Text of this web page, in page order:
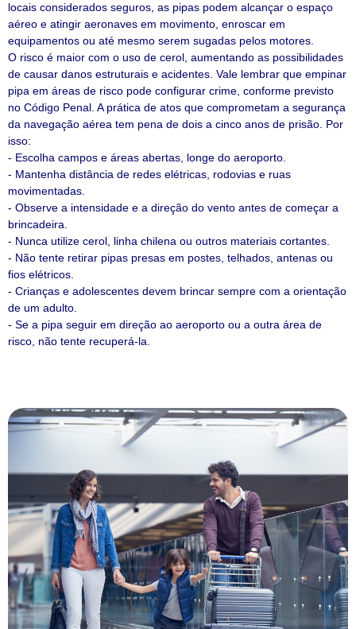
locais considerados seguros, as pipas podem alcançar o espaço
aéreo e atingir aeronaves em movimento, enroscar em
equipamentos ou até mesmo serem sugadas pelos motores.
O risco é maior com o uso de cerol, aumentando as possibilidades
de causar danos estruturais e acidentes. Vale lembrar que empinar
pipa em áreas de risco pode configurar crime, conforme previsto
no Código Penal. A prática de atos que comprometam a segurança
da navegação aérea tem pena de dois a cinco anos de prisão. Por
isso:
- Escolha campos e áreas abertas, longe do aeroporto.
- Mantenha distância de redes elétricas, rodovias e ruas
movimentadas.
- Observe a intensidade e a direção do vento antes de começar a
brincadeira.
- Nunca utilize cerol, linha chilena ou outros materiais cortantes.
- Não tente retirar pipas presas em postes, telhados, antenas ou
fios elétricos.
- Crianças e adolescentes devem brincar sempre com a orientação
de um adulto.
- Se a pipa seguir em direção ao aeroporto ou a outra área de
risco, não tente recuperá-la.